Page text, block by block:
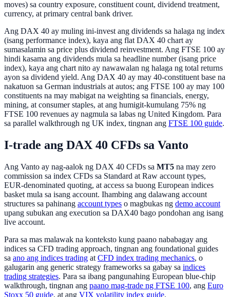
moves) sa country exposure, constituent count, dividend treatment,
currency, at primary central bank driver.
Ang DAX 40 ay muling ini-invest ang dividends sa halaga ng index
(isang performance index), kaya ang flat DAX 40 chart ay
sumasalamin sa price plus dividend reinvestment. Ang FTSE 100 ay
hindi kasama ang dividends mula sa headline number (isang price
index), kaya ang chart nito ay nawawalan ng halaga ng total returns
ayon sa dividend yield. Ang DAX 40 ay may 40-constituent base na
nakatuon sa German industrials at autos; ang FTSE 100 ay may 100
constituents na may mabigat na weighting sa financials, energy,
mining, at consumer staples, at ang humigit-kumulang 75% ng
FTSE 100 revenues ay nagmula sa labas ng United Kingdom. Para
sa parallel walkthrough ng UK index, tingnan ang FTSE 100 guide.
I-trade ang DAX 40 CFDs sa Vanto
Ang Vanto ay nag-aalok ng DAX 40 CFDs sa MT5 na may zero
commission sa index CFDs sa Standard at Raw account types,
EUR-denominated quoting, at access sa buong European indices
basket mula sa isang account. Ihambing ang dalawang account
structures sa pahinang account types o magbukas ng demo account
upang subukan ang execution sa DAX40 bago pondohan ang isang
live account.
Para sa mas malawak na konteksto kung paano nababagay ang
indices sa CFD trading approach, tingnan ang foundational guides
sa ano ang indices trading at CFD index trading mechanics, o
galugarin ang generic strategy frameworks sa gabay sa indices
trading strategies. Para sa ibang pangunahing European blue-chip
walkthrough, tingnan ang paano mag-trade ng FTSE 100, ang Euro
Stoxx 50 guide, at ang VIX volatility index guide.